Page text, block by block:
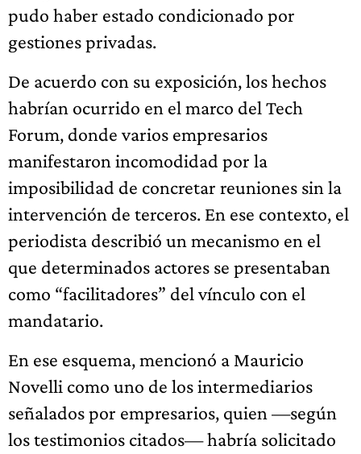
pudo haber estado condicionado por
gestiones privadas.
De acuerdo con su exposición, los hechos
habrían ocurrido en el marco del Tech
Forum, donde varios empresarios
manifestaron incomodidad por la
imposibilidad de concretar reuniones sin la
intervención de terceros. En ese contexto, el
periodista describió un mecanismo en el
que determinados actores se presentaban
como “facilitadores” del vínculo con el
mandatario.
En ese esquema, mencionó a Mauricio
Novelli como uno de los intermediarios
señalados por empresarios, quien —según
los testimonios citados— habría solicitado